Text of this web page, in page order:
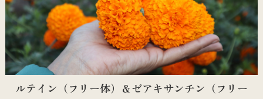
ルテイン（フリー体）＆ゼアキサンチン（フリー